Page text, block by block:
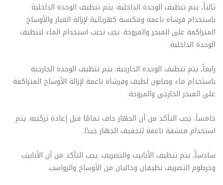
ثالثاً، يتم تنظيف الوحدة الداخلية. يتم تنظيف الوحدة الداخلية
باستخدام فرشاة ناعمة ومكنسة كهربائية لإزالة الغبار والأوساخ
المتراكمة على المبخر والمروحة. يجب تجنب استخدام الماء لتنظيف
الوحدة الداخلية.
رابعاً، يتم تنظيف الوحدة الخارجية. يتم تنظيف الوحدة الخارجية
باستخدام ماء وصابون لطيف وفرشاة ناعمة لإزالة الأوساخ المتراكمة
على المبخر الخارجي والمروحة.
خامساً، يجب التأكد من أن الجهاز جاف تمامًا قبل إعادة تركيبه. يتم
استخدام منشفة ناعمة لتجفيف الجهاز جيدًا.
سادساً، يتم تنظيف الأنابيب والتصريف. يجب التأكد من أن الأنابيب
وخرطوم التصريف نظيفان وخاليان من الأوساخ والرواسب.